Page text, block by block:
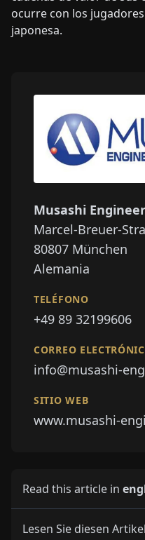
ocurre con los
japonesa.
Musashi
Marcel-Breuer-
80807 München
Alemania
TELÉFONO
+49 89 32199606
CORREO
info@musashi-
SITIO WEB
www.musashi-
Read this article in
Lesen Sie diesen